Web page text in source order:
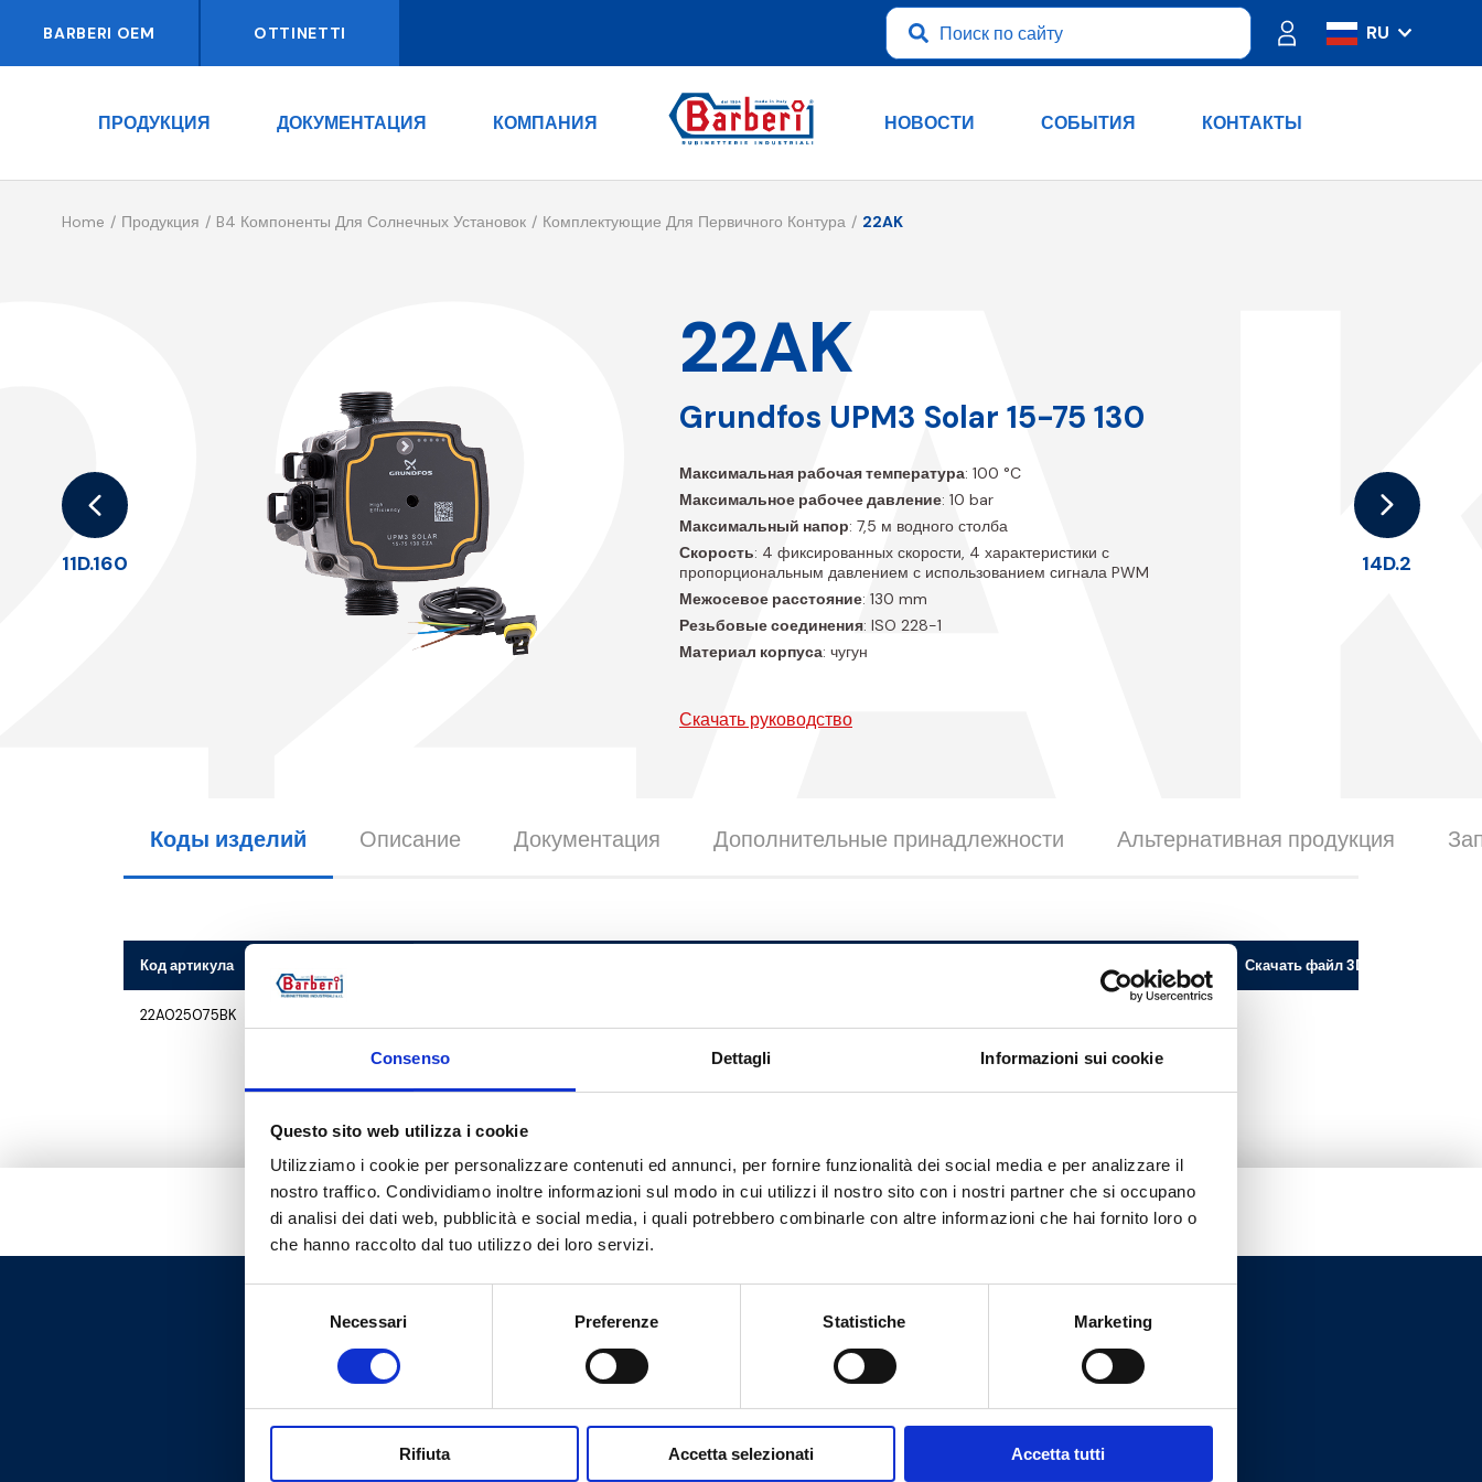
Consenso Dettagli Informazioni sui cookie
Questo sito web utilizza i cookie
Utilizziamo i cookie per personalizzare contenuti ed annunci, per fornire funzionalità dei social media e per analizzare il
nostro traffico. Condividiamo inoltre informazioni sul modo in cui utilizzi il nostro sito con i nostri partner che si occupano
di analisi dei dati web, pubblicità e social media, i quali potrebbero combinarle con altre informazioni che hai fornito loro o
che hanno raccolto dal tuo utilizzo dei loro servizi.
Necessari Preferenze Statistiche Marketing
Rifiuta Accetta selezionati Accetta tutti
BARBERI OEM OTTINETTI
RU
IT
PT
ПРОДУКЦИЯ ДОКУМЕНТАЦИЯ КОМПАНИЯ НОВОСТИ СОБЫТИЯ КОНТАКТЫ
Home Продукция B4 Компоненты Для Солнечных Установок Комплектующие Для Первичного Контура 22AK
11D.160 14D.2
22AK
Grundfos UPM3 Solar 15-75 130
Максимальная рабочая температура: 100 °C
Максимальное рабочее давление: 10 bar
Максимальный напор: 7,5 м водного столба
Скорость: 4 фиксированных скорости, 4 характеристики с
пропорциональным давлением с использованием сигнала PWM
Межосевое расстояние: 130 mm
Резьбовые соединения: ISO 228-1
Материал корпуса: чугун
Скачать руководство
Коды изделий Описание Документация Дополнительные принадлежности Альтернативная продукция
Код артикула Скачать файл 3D
22A025075BK
Вам нужна помощь?